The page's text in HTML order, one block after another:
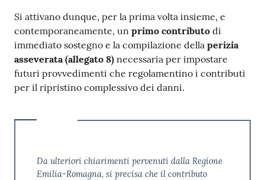
Si attivano dunque, per la prima volta insieme, e
contemporaneamente, un primo contributo di
immediato sostegno e la compilazione della perizia
asseverata (allegato 8) necessaria per impostare
futuri provvedimenti che regolamentino i contributi
per il ripristino complessivo dei danni.
Da ulteriori chiarimenti pervenuti dalla Regione
Emilia-Romagna, si precisa che il contributo